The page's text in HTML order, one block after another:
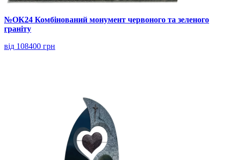
№ОК24 Комбінований монумент червоного та зеленого
граніту
від 108400 грн